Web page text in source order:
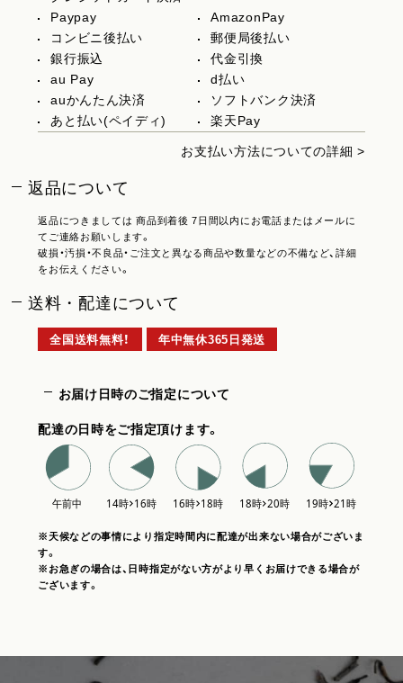
Paypay
AmazonPay
コンビニ後払い
郵便局後払い
銀行振込
代金引換
au Pay
d払い
auかんたん決済
ソフトバンク決済
あと払い(ペイディ)
楽天Pay
お支払い方法についての詳細 >
返品について
返品につきましては 商品到着後 7日間以内にお電話またはメールに
てご連絡お願いします。
破損・汚損・不良品・ご注文と異なる商品や数量などの不備など、詳細
をお伝えください。
送料・配達について
全国送料無料！ 年中無休365日発送
お届け日時のご指定について
配達の日時をご指定頂けます。
※天候などの事情により指定時間内に配達が出来ない場合がございま
す。
※お急ぎの場合は、日時指定がない方がより早くお届けできる場合が
ございます。